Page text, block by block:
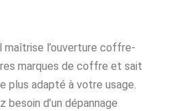
maîtrise l’ouverture coffre-
marques de coffre et sait
plus adapté à votre usage.
besoin d’un dépannage